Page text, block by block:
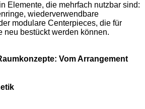
Elemente, die mehrfach nutzbar sind:
wiederverwendbare
modulare Centerpieces, die für
neu bestückt werden können.
Vom Arrangement